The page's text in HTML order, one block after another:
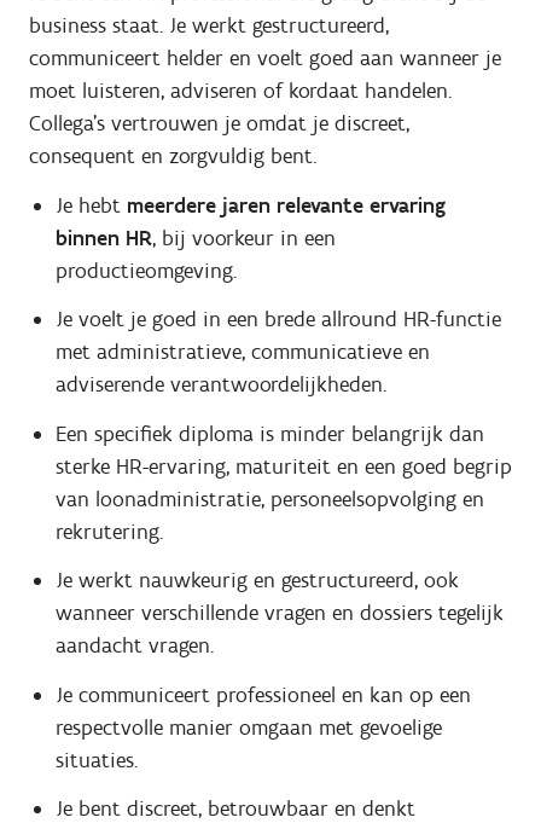
business staat. Je werkt gestructureerd,
communiceert helder en voelt goed aan wanneer je
moet luisteren, adviseren of kordaat handelen.
Collega’s vertrouwen je omdat je discreet,
consequent en zorgvuldig bent.
Je hebt meerdere jaren relevante ervaring
binnen HR, bij voorkeur in een
productieomgeving.
Je voelt je goed in een brede allround HR-functie
met administratieve, communicatieve en
adviserende verantwoordelijkheden.
Een specifiek diploma is minder belangrijk dan
sterke HR-ervaring, maturiteit en een goed begrip
van loonadministratie, personeelsopvolging en
rekrutering.
Je werkt nauwkeurig en gestructureerd, ook
wanneer verschillende vragen en dossiers tegelijk
aandacht vragen.
Je communiceert professioneel en kan op een
respectvolle manier omgaan met gevoelige
situaties.
Je bent discreet, betrouwbaar en denkt